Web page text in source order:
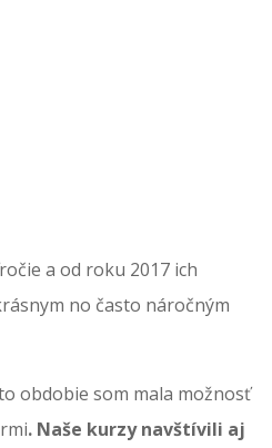
a od roku 2017 ich
no často náročným
obdobie som mala možnosť
. Naše kurzy navštívili aj